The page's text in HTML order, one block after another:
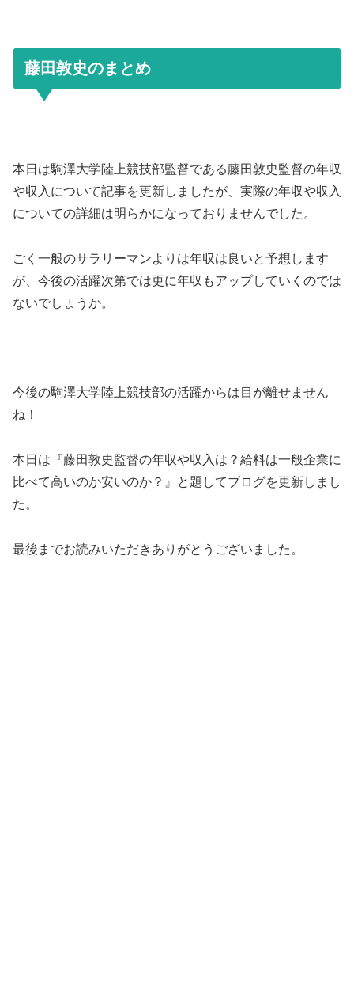
藤田敦史のまとめ
本日は駒澤大学陸上競技部監督である藤田敦史監督の年収
や収入について記事を更新しましたが、実際の年収や収入
についての詳細は明らかになっておりませんでした。
ごく一般のサラリーマンよりは年収は良いと予想します
が、今後の活躍次第では更に年収もアップしていくのでは
ないでしょうか。
今後の駒澤大学陸上競技部の活躍からは目が離せません
ね！
本日は『藤田敦史監督の年収や収入は？給料は一般企業に
比べて高いのか安いのか？』と題してブログを更新しまし
た。
最後までお読みいただきありがとうございました。